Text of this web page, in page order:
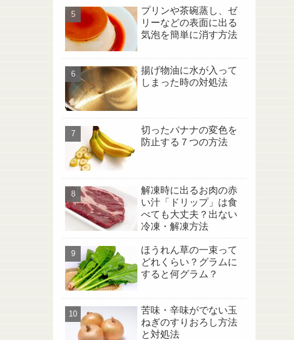
プリンや茶碗蒸し、ゼ
リーなどの表面に出る
気泡を簡単に消す方法
揚げ物油に水が入って
しまった時の対処法
切ったバナナの変色を
防止する７つの方法
解凍時に出るお肉の赤
い汁「ドリップ」は食
べても大丈夫？出ない
冷凍・解凍方法
ほうれん草の一束って
どれくらい？グラムに
すると何グラム？
苦味・辛味がでない玉
ねぎのすりおろし方法
と対処法